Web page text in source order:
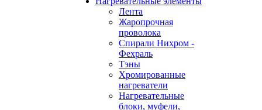
Лента
Жаропрочная
проволока
Спирали Нихром -
Фехраль
Тэны
Хромированные
нагреватели
Нагревательные
блоки, муфели,